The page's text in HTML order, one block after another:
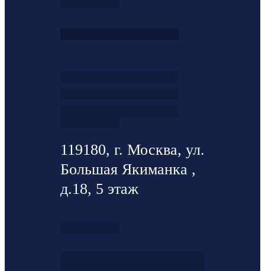
119180, г. Москва, ул.
Большая Якиманка ,
д.18, 5 этаж